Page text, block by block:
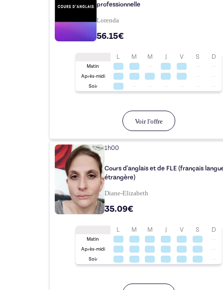
professionnelle
Lorenda
56.15€
L M M J V S D
Matin
Après-midi
Soir
Voir l'offre
1h00
Cours d'anglais et de FLE (français
étrangère)
Diane-Elizabeth
35.09€
L M M J V S D
Matin
Après-midi
Soir